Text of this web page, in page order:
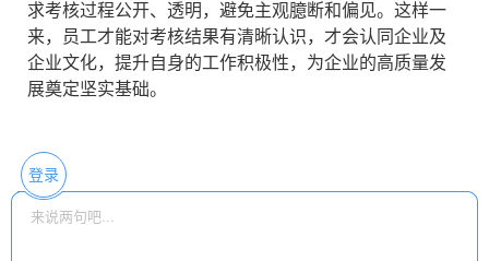
求考核过程公开、透明，避免主观臆断和偏见。这样一
来，员工才能对考核结果有清晰认识，才会认同企业及
企业文化，提升自身的工作积极性，为企业的高质量发
展奠定坚实基础。
登录